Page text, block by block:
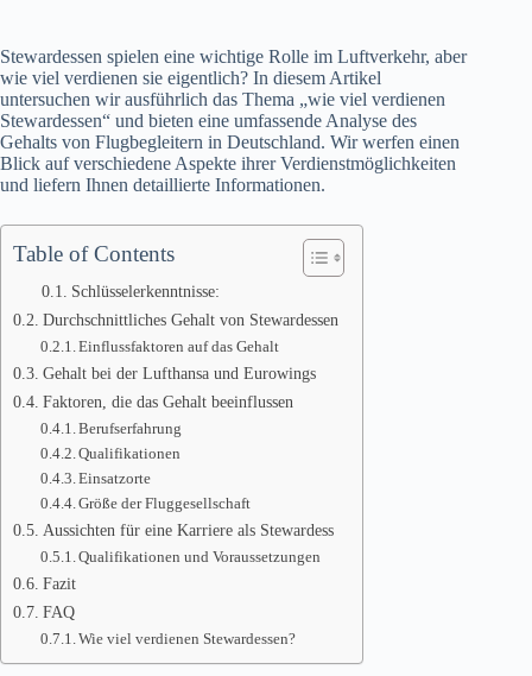
Stewardessen spielen eine wichtige Rolle im Luftverkehr, aber
wie viel verdienen sie eigentlich? In diesem Artikel
untersuchen wir ausführlich das Thema „wie viel verdienen
Stewardessen“ und bieten eine umfassende Analyse des
Gehalts von Flugbegleitern in Deutschland. Wir werfen einen
Blick auf verschiedene Aspekte ihrer Verdienstmöglichkeiten
und liefern Ihnen detaillierte Informationen.
Table of Contents
Schlüsselerkenntnisse:
Durchschnittliches Gehalt von Stewardessen
Einflussfaktoren auf das Gehalt
Gehalt bei der Lufthansa und Eurowings
Faktoren, die das Gehalt beeinflussen
Berufserfahrung
Qualifikationen
Einsatzorte
Größe der Fluggesellschaft
Aussichten für eine Karriere als Stewardess
Qualifikationen und Voraussetzungen
Fazit
FAQ
Wie viel verdienen Stewardessen?